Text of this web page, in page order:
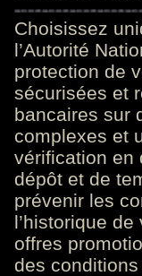
Choisissez
l’Autorité
protection de
sécurisées et
bancaires sur
complexes et
vérification en
dépôt et de
prévenir les
l’historique
offres
des